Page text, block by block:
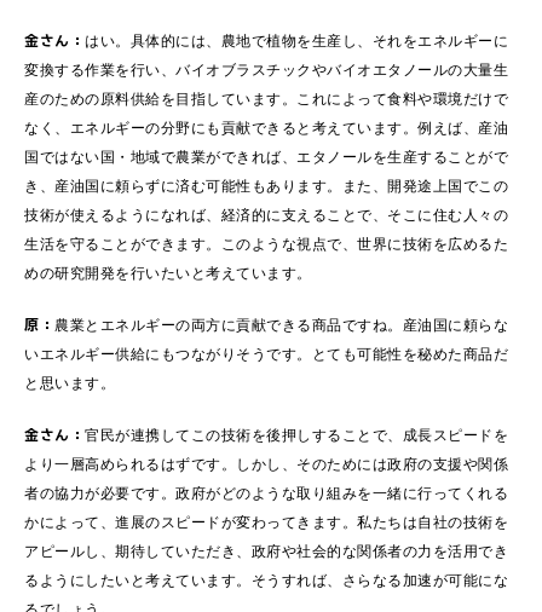
金さん： はい。具体的には、農地で植物を生産し、それをエネルギーに
変換する作業を行い、バイオブラスチックやバイオエタノールの大量生
産のための原料供給を目指しています。これによって食料や環境だけで
なく、エネルギーの分野にも貢献できると考えています。例えば、産油
国ではない国・地域で農業ができれば、エタノールを生産することがで
き、産油国に頼らずに済む可能性もあります。また、開発途上国でこの
技術が使えるようになれば、経済的に支えることで、そこに住む人々の
生活を守ることができます。このような視点で、世界に技術を広めるた
めの研究開発を行いたいと考えています。
原： 農業とエネルギーの両方に貢献できる商品ですね。産油国に頼らな
いエネルギー供給にもつながりそうです。とても可能性を秘めた商品だ
と思います。
金さん： 官民が連携してこの技術を後押しすることで、成長スピードを
より一層高められるはずです。しかし、そのためには政府の支援や関係
者の協力が必要です。政府がどのような取り組みを一緒に行ってくれる
かによって、進展のスピードが変わってきます。私たちは自社の技術を
アピールし、期待していただき、政府や社会的な関係者の力を活用でき
るようにしたいと考えています。そうすれば、さらなる加速が可能にな